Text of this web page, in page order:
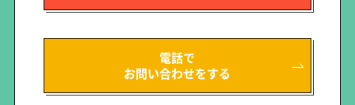
電話で
お問い合わせをする